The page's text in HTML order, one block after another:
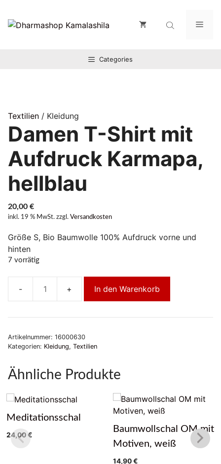
Inhalt
springen
Categories
Textilien / Kleidung
Damen T-Shirt mit
Aufdruck Karmapa,
hellblau
20,00 €
inkl. 19 % MwSt. zzgl. Versandkosten
Größe S, Bio Baumwolle 100% Aufdruck vorne und
hinten
7 vorrätig
Damen
Shirt
Aufdruck
Menge
In den Warenkorb
Artikelnummer: 16000630
Kategorien: Kleidung, Textilien
Ähnliche Produkte
Meditationsschal
24,00€
Baumwollschal OM mit
Motiven, weiß
14,90€